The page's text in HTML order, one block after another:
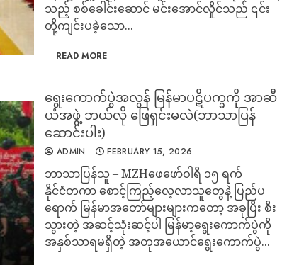
သည့် စစ်ခေါင်းဆောင် မင်းအောင်လှိုင်သည် ၎င်း
တို့ကျင်းပခဲ့သော...
READ MORE
ရွေးကောက်ပွဲအလွန် မြန်မာပဋိပက္ခကို အာဆီ
ယံအဖွဲ့ ဘယ်လို ဖြေရှင်းမလဲ(ဘာသာပြန်
ဆောင်းပါး)
ADMIN FEBRUARY 15, 2026
ဘာသာပြန်သူ – MZHဖေဖော်ဝါရီ ၁၅ ရက်
နိုင်ငံတကာ စောင့်ကြည့်လေ့လာသူတွေနဲ့ ပြည်ပ
ရောက် မြန်မာအတော်များများကတော့ အခုပြီး စီး
သွားတဲ့ အဆင့်သုံးဆင့်ပါ မြန်မာ့ရွေးကောက်ပွဲကို
အနှစ်သာရမရှိတဲ့ အတုအယောင်ရွေးကောက်ပွဲ...